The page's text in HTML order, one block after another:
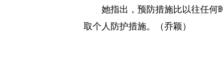
她指出，预防措施比以往任何
取个人防护措施。（乔颖）